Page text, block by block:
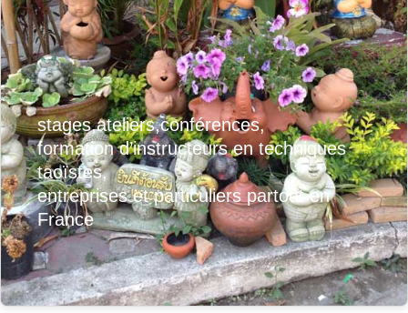
stages,ateliers,conférences,
formation d’instructeurs en techniques
taoïstes,
entreprises et particuliers partout en
France